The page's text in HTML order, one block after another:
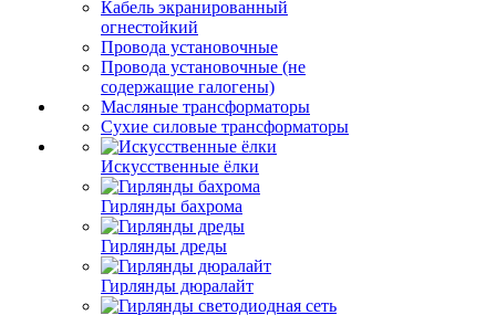
Кабель экранированный
огнестойкий
Провода установочные
Провода установочные (не
содержащие галогены)
Масляные трансформаторы
Сухие силовые трансформаторы
Искусственные ёлки
Гирлянды бахрома
Гирлянды дреды
Гирлянды дюралайт